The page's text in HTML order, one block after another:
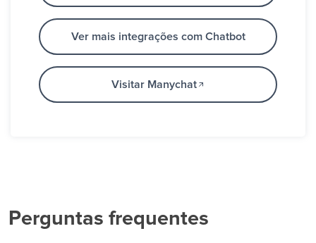
Ver mais integrações com Chatbot
Visitar Manychat
Perguntas frequentes